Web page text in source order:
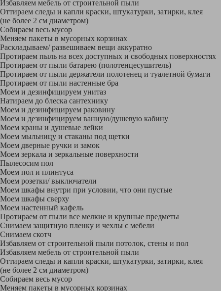
Избавляем мебель от строительной пыли
Оттираем следы и капли краски, штукатурки, затирки, клея
(не более 2 см диаметром)
Собираем весь мусор
Меняем пакеты в мусорных корзинах
Раскладываем/ развешиваем вещи аккуратно
Протираем пыль на всех доступных и свободных поверхностях
Протираем от пыли батарею (полотенцесушитель)
Протираем от пыли держатели полотенец и туалетной бумаги
Протираем от пыли настенные бра
Моем и дезинфицируем унитаз
Натираем до блеска сантехнику
Моем и дезинфицируем раковину
Моем и дезинфицируем ванную/душевую кабину
Моем краны и душевые лейки
Моем мыльницу и стаканы под щетки
Моем дверные ручки и замок
Моем зеркала и зеркальные поверхности
Пылесосим пол
Моем пол и плинтуса
Моем розетки/ выключатели
Моем шкафы внутри при условии, что они пустые
Моем шкафы сверху
Моем настенный кафель
Протираем от пыли все мелкие и крупные предметы
Снимаем защитную пленку и чехлы с мебели
Снимаем скотч
Избавляем от строительной пыли потолок, стены и пол
Избавляем мебель от строительной пыли
Оттираем следы и капли краски, штукатурки, затирки, клея
(не более 2 см диаметром)
Собираем весь мусор
Меняем пакеты в мусорных корзинах